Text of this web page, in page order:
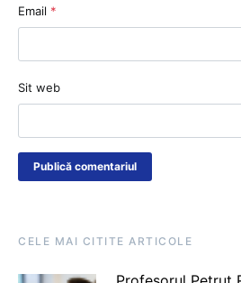
Email *
Sit web
CELE MAI CITITE ARTICOLE